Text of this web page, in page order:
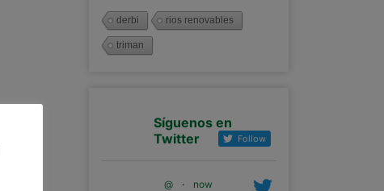
derbi rios renovables
triman
Síguenos en
Twitter
Follow
@ · now